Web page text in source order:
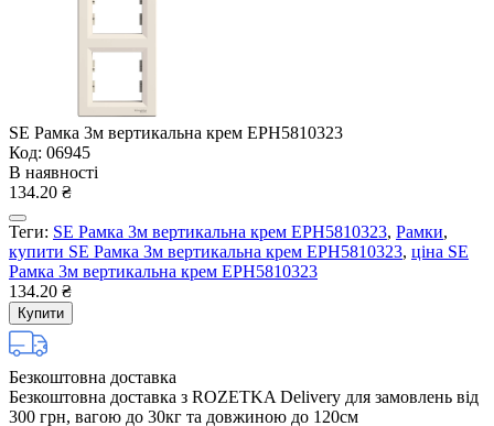
SE Рамка 3м вертикальна крем EPH5810323
Код: 06945
В наявності
134.20 ₴
Теги: SE Рамка 3м вертикальна крем EPH5810323, Рамки,
купити SE Рамка 3м вертикальна крем EPH5810323, ціна SE
Рамка 3м вертикальна крем EPH5810323
134.20 ₴
Купити
Безкоштовна доставка
Безкоштовна доставка з ROZETKA Delivery для замовлень від
300 грн, вагою до 30кг та довжиною до 120см